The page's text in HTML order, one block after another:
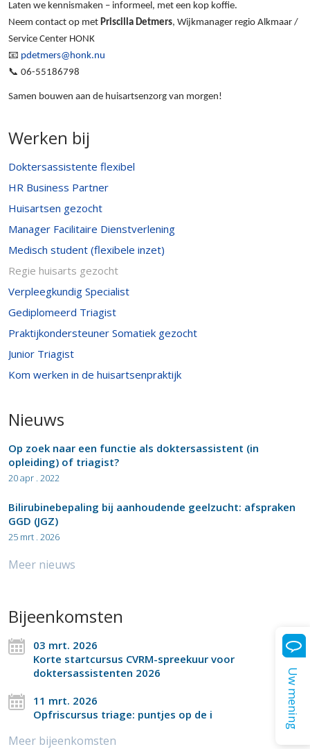
Uw mening
Laten we kennismaken – informeel, met een kop koffie.
Neem contact op met Priscilla Detmers, Wijkmanager regio Alkmaar /
Service Center HONK
📧 pdetmers@honk.nu
📞 06-55186798
Samen bouwen aan de huisartsenzorg van morgen!
Werken bij
Doktersassistente flexibel
HR Business Partner
Huisartsen gezocht
Manager Facilitaire Dienstverlening
Medisch student (flexibele inzet)
Regie huisarts gezocht
Verpleegkundig Specialist
Gediplomeerd Triagist
Praktijkondersteuner Somatiek gezocht
Junior Triagist
Kom werken in de huisartsenpraktijk
Nieuws
Op zoek naar een functie als doktersassistent (in
opleiding) of triagist?
20 apr . 2022
Bilirubinebepaling bij aanhoudende geelzucht: afspraken
GGD (JGZ)
25 mrt . 2026
Meer nieuws
Bijeenkomsten
03 mrt. 2026
Korte startcursus CVRM-spreekuur voor
doktersassistenten 2026
11 mrt. 2026
Opfriscursus triage: puntjes op de i
Meer bijeenkomsten